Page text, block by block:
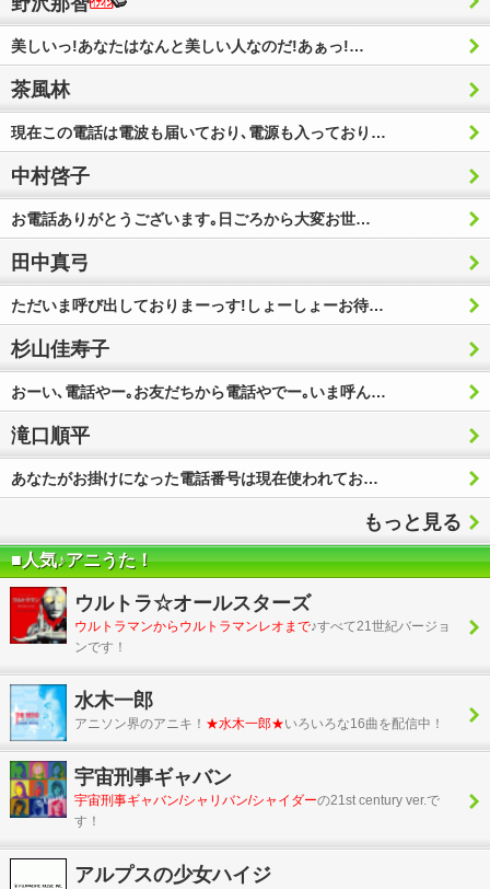
美しいっ!あなたはなんと美しい人なのだ!あぁっ!…
茶風林
現在この電話は電波も届いており､電源も入っており…
中村啓子
お電話ありがとうございます｡日ごろから大変お世…
田中真弓
ただいま呼び出しておりまーっす!しょーしょーお待…
杉山佳寿子
おーい､電話やー｡お友だちから電話やでー｡いま呼ん…
滝口順平
あなたがお掛けになった電話番号は現在使われてお…
もっと見る
■人気♪アニうた！
ウルトラ☆オールスターズ
ウルトラマンからウルトラマンレオまで♪すべて21世紀バージョ
ンです！
水木一郎
アニソン界のアニキ！ ★水木一郎★いろいろな16曲を配信中！
宇宙刑事ギャバン
宇宙刑事ギャバン/シャリバン/シャイダーの21st century ver.で
す！
アルプスの少女ハイジ